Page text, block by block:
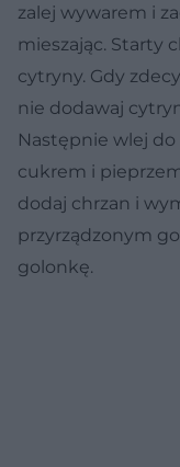
zalej wywarem i
mieszając. Starty
cytryny. Gdy
nie dodawaj
Następnie wlej do
cukrem i
dodaj chrzan i
przyrządzonym
golonkę.